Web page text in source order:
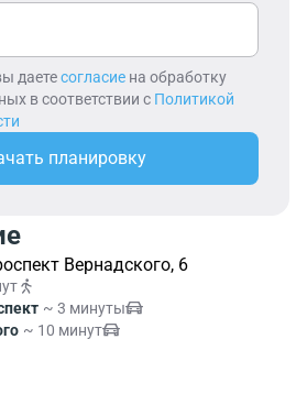
даетесогласие на обработку
в соответствии с Политикой
планировку
Вернадского, 6
~ 3 минуты
~ 10 минут